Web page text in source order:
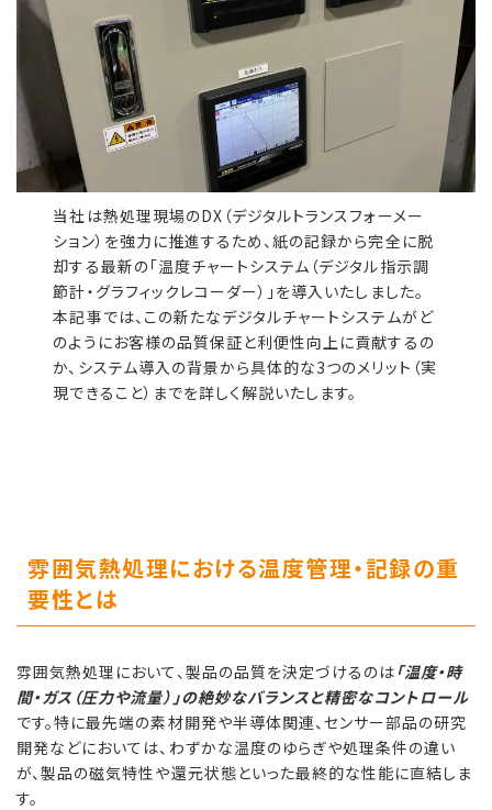
当社は熱処理現場のDX（デジタルトランスフォーメー
ション）を強力に推進するため、紙の記録から完全に脱
却する最新の「温度チャートシステム（デジタル指示調
節計・グラフィックレコーダー）」を導入いたしました。
本記事では、この新たなデジタルチャートシステムがど
のようにお客様の品質保証と利便性向上に貢献するの
か、システム導入の背景から具体的な3つのメリット（実
現できること）までを詳しく解説いたします。
雰囲気熱処理における温度管理・記録の重
要性とは
雰囲気熱処理において、製品の品質を決定づけるのは「温度・時
間・ガス（圧力や流量）」の絶妙なバランスと精密なコントロール
です。特に最先端の素材開発や半導体関連、センサー部品の研究
開発などにおいては、わずかな温度のゆらぎや処理条件の違い
が、製品の磁気特性や還元状態といった最終的な性能に直結しま
す。